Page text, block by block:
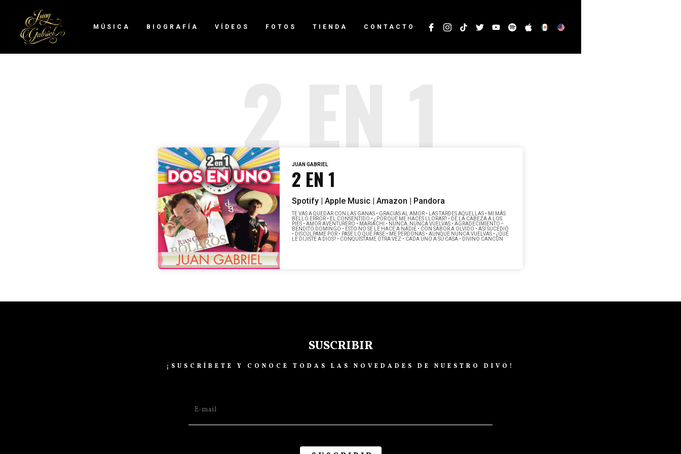
MÚSICA BIOGRAFÍA VÍDEOS FOTOS TIENDA CONTACTO
2 EN 1
JUAN GABRIEL
2 EN 1
Spotify | Apple Music | Amazon | Pandora
TE VAS A QUEDAR CON LAS GANAS • GRACIAS AL AMOR • LAS TARDES AQUELLAS • MI MÁS
BELLO ERROR • EL CONSENTIDO • ¿POR QUÉ ME HACES LLORAR? • DE LA CABEZA A LOS
PIES • AMOR AVENTURERO • MARIACHI • NUNCA, NUNCA VUELVAS • AGRADECIMIENTO •
BENDITO DOMINGO • ESTO NO SE LE HACE A NADIE • CON SABOR A OLVIDO • ASÍ SUCEDIÓ
• DISCÚLPAME POR • PASE LO QUE PASE • ME PERDONAS • AUNQUE NUNCA VUELVAS • ¿QUÉ
LE DIJISTE A DIOS? • CONQUÍSTAME OTRA VEZ • CADA UNO A SU CASA • DIVINO CANCÚN
SUSCRIBIR
¡SUSCRÍBETE Y CONOCE TODAS LAS NOVEDADES DE NUESTRO DIVO!